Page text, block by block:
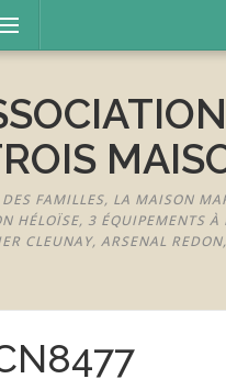
FAMILLES, LA MAISON
HÉLOÏSE, 3 ÉQUIPEMENTS À
CLEUNAY, ARSENAL